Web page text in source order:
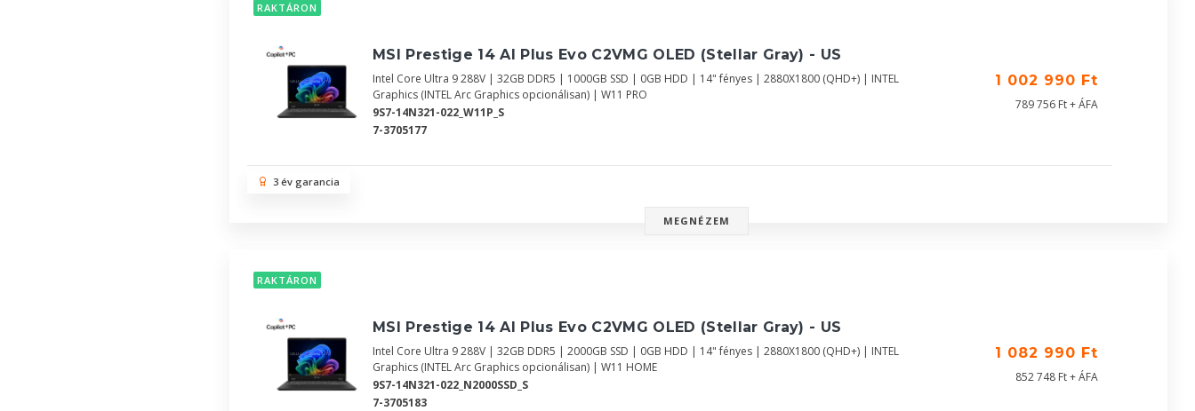
RAKTÁRON
MSI Prestige 14 AI Plus Evo C2VMG OLED (Stellar Gray) - US
Intel Core Ultra 9 288V | 32GB DDR5 | 1000GB SSD | 0GB HDD | 14" fényes | 2880X1800 (QHD+) | INTEL
Graphics (INTEL Arc Graphics opcionálisan) | W11 PRO
9S7-14N321-022_W11P_S
7-3705177
1 002 990 Ft
789 756 Ft + ÁFA
3 év garancia
MEGNÉZEM
RAKTÁRON
MSI Prestige 14 AI Plus Evo C2VMG OLED (Stellar Gray) - US
Intel Core Ultra 9 288V | 32GB DDR5 | 2000GB SSD | 0GB HDD | 14" fényes | 2880X1800 (QHD+) | INTEL
Graphics (INTEL Arc Graphics opcionálisan) | W11 HOME
9S7-14N321-022_N2000SSD_S
7-3705183
1 082 990 Ft
852 748 Ft + ÁFA